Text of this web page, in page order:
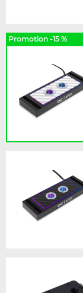
Promotion -15 %